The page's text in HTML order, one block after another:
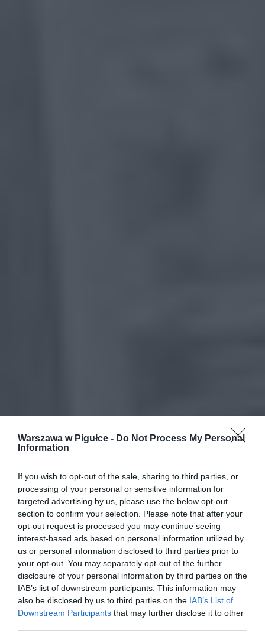
Warszawa w Pigułce - Do Not Process My Personal
Information
If you wish to opt-out of the sale, sharing to third parties, or
processing of your personal or sensitive information for
targeted advertising by us, please use the below opt-out
section to confirm your selection. Please note that after your
opt-out request is processed you may continue seeing
interest-based ads based on personal information utilized by
us or personal information disclosed to third parties prior to
your opt-out. You may separately opt-out of the further
disclosure of your personal information by third parties on the
IAB’s list of downstream participants. This information may
also be disclosed by us to third parties on the IAB’s List of
Downstream Participants that may further disclose it to other